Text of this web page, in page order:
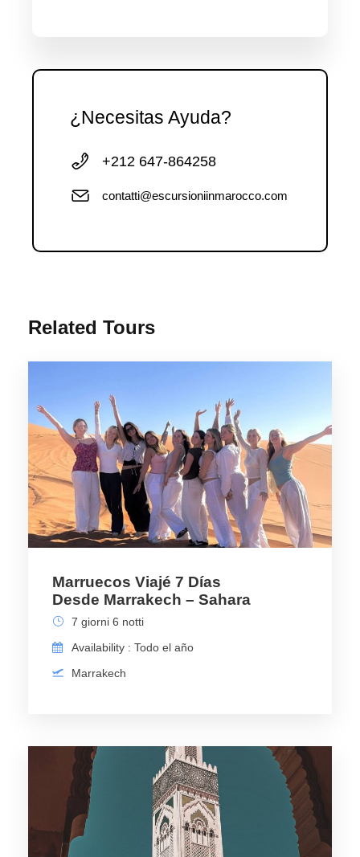
¿Necesitas Ayuda?
+212 647-864258
contatti@escursioniinmarocco.com
Related Tours
Marruecos Viajé 7 Días
Desde Marrakech – Sahara
7 giorni 6 notti
Availability : Todo el año
Marrakech